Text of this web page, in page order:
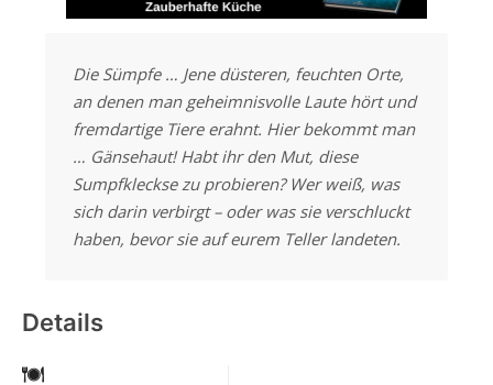
Die Sümpfe … Jene düsteren, feuchten Orte,
an denen man geheimnisvolle Laute hört und
fremdartige Tiere erahnt. Hier bekommt man
… Gänsehaut! Habt ihr den Mut, diese
Sumpfkleckse zu probieren? Wer weiß, was
sich darin verbirgt – oder was sie verschluckt
haben, bevor sie auf eurem Teller landeten.
Details